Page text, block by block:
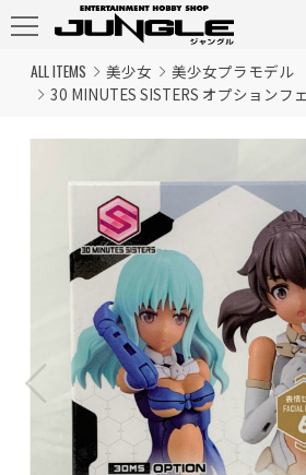
ALL ITEMS 美少女
美少女プラモデル
30 MINUTES SISTERS オプション